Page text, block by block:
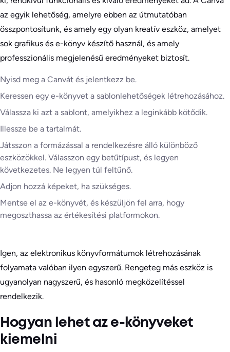
az egyik lehetőség, amelyre ebben az útmutatóban
összpontosítunk, és amely egy olyan kreatív eszköz, amelyet
sok grafikus és e-könyv készítő használ, és amely
professzionális megjelenésű eredményeket biztosít.
Nyisd meg a Canvát és jelentkezz be.
Keressen egy e-könyvet a sablonlehetőségek létrehozásához.
Válassza ki azt a sablont, amelyikhez a leginkább kötődik.
Illessze be a tartalmát.
Játsszon a formázással a rendelkezésre álló különböző
eszközökkel. Válasszon egy betűtípust, és legyen
következetes. Ne legyen túl feltűnő.
Adjon hozzá képeket, ha szükséges.
Mentse el az e-könyvét, és készüljön fel arra, hogy
megoszthassa az értékesítési platformokon.
Igen, az elektronikus könyvformátumok létrehozásának
folyamata valóban ilyen egyszerű. Rengeteg más eszköz is
ugyanolyan nagyszerű, és hasonló megközelítéssel
rendelkezik.
Hogyan lehet az e-könyveket
kiemelni